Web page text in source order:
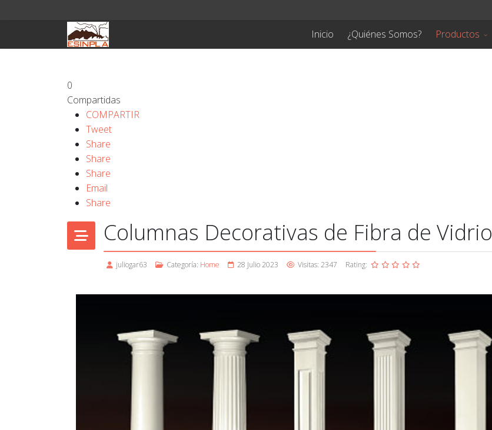
Inicio
¿Quiénes Somos? Productos
0
Compartidas
COMPARTIR
Tweet
Share
Share
Share
Email
Share
Columnas Decorativas de Fibra de Vidrio
juliogar63 Categoría: Home 28 Julio 2023 Visitas: 2347 Rating: